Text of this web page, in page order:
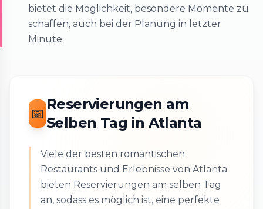
bietet die Möglichkeit, besondere Momente zu
schaffen, auch bei der Planung in letzter
Minute.
📅
Reservierungen am
Selben Tag in Atlanta
Viele der besten romantischen
Restaurants und Erlebnisse von Atlanta
bieten Reservierungen am selben Tag
an, sodass es möglich ist, eine perfekte